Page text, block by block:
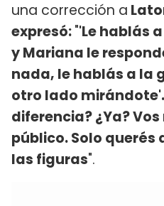
una corrección a
expresó:"'Le hablás
y Mariana le
nada, le hablás a la
otro lado
diferencia? ¿Ya?
público. Solo querés
las figuras".